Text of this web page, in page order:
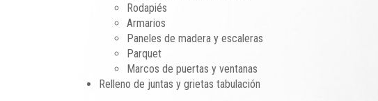
Rodapiés
Armarios
Paneles de madera y escaleras
Parquet
Marcos de puertas y ventanas
Relleno de juntas y grietas tabulación